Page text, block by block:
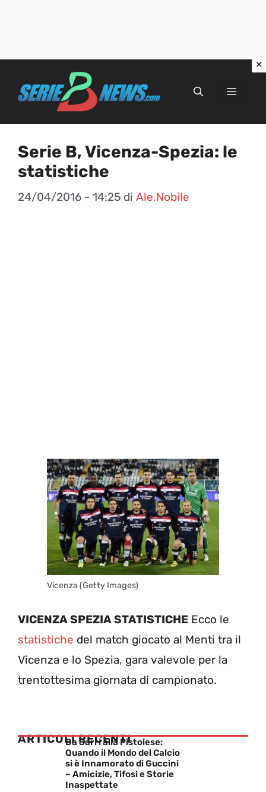
Menu
Serie B, Vicenza-Spezia: le
statistiche
24/04/2016 - 14:25 di Ale.Nobile
Vicenza (Getty Images)
VICENZA SPEZIA STATISTICHE Ecco le
statistiche del match giocato al Menti tra il
Vicenza e lo Spezia, gara valevole per la
trentottesima giornata di campionato.
ARTICOLI RECENTI
Da Sarri alla Pistoiese:
Quando il Mondo del Calcio
si è Innamorato di Guccini
– Amicizie, Tifosi e Storie
Inaspettate